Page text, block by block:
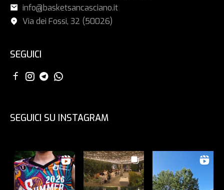
info@basketsancasciano.it
Via dei Fossi, 32 (50026)
SEGUICI
SEGUICI SU INSTAGRAM